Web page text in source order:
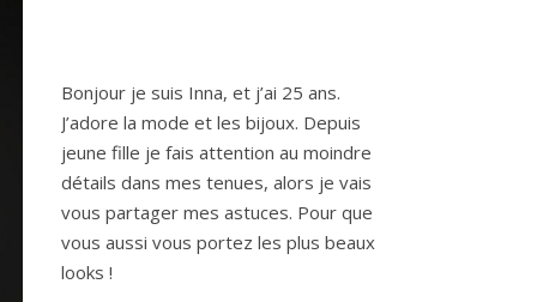
Bonjour je suis Inna, et j’ai 25 ans.
J’adore la mode et les bijoux. Depuis
jeune fille je fais attention au moindre
détails dans mes tenues, alors je vais
vous partager mes astuces. Pour que
vous aussi vous portez les plus beaux
looks !